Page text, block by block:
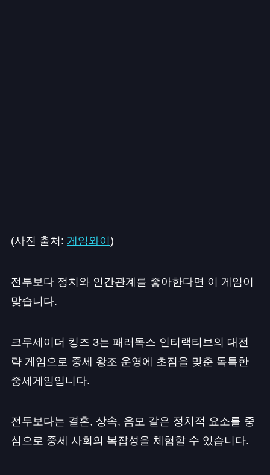
(사진 출처: 게임와이)
전투보다 정치와 인간관계를 좋아한다면 이 게임이
맞습니다.
크루세이더 킹즈 3는 패러독스 인터랙티브의 대전
략 게임으로 중세 왕조 운영에 초점을 맞춘 독특한
중세게임입니다.
전투보다는 결혼, 상속, 음모 같은 정치적 요소를 중
심으로 중세 사회의 복잡성을 체험할 수 있습니다.